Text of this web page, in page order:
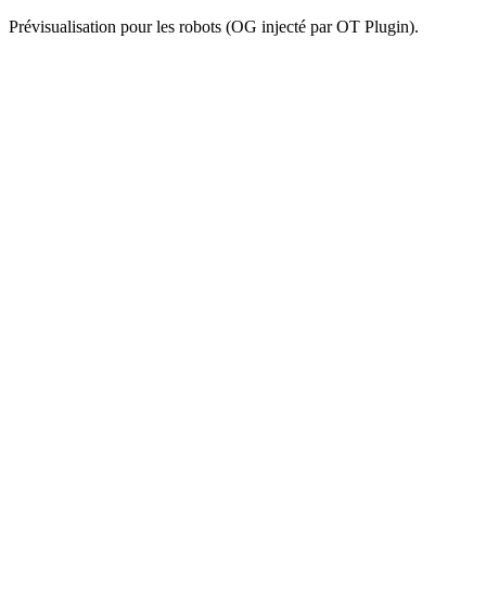
Prévisualisation pour les robots (OG injecté par OT Plugin).